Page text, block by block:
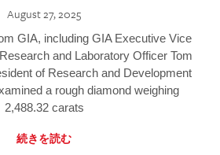
August 27, 2025
GIA, including GIA Executive Vice
and Laboratory Officer Tom
of Research and Development
a rough diamond weighing
2,488.32 carats
続きを読む